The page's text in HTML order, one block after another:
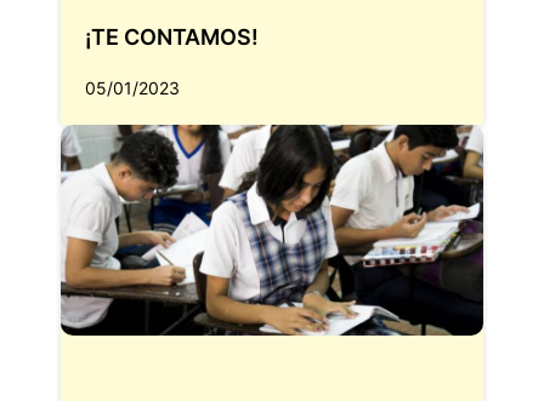
¡TE CONTAMOS!
05/01/2023